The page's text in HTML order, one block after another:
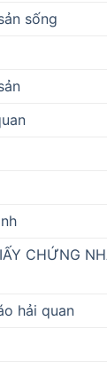
sống
CHỨNG
hải quan